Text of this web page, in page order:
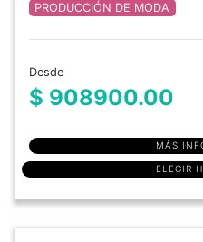
PRODUCCIÓN DE MODA
Desde
$ 908900.00
MÁS
ELEGIR